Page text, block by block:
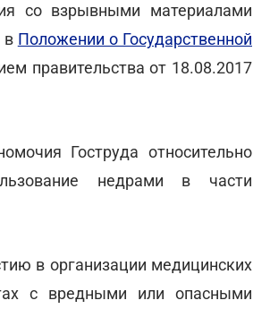
со взрывными материалами
в Положении о Государственной
правительства от 18.08.2017
Гоструда относительно
недрами в части
в организации медицинских
с вредными или опасными